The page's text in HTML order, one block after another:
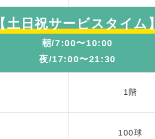
【土日祝サービスタイム】
朝/7:00〜10:00
夜/17:00〜21:30
1階
100球